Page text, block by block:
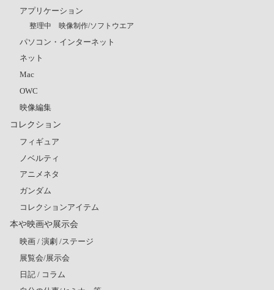
アプリケーション
整理中 映像制作/ソフトウエア
パソコン・インターネット
ネット
Mac
OWC
映像編集
コレクション
フィギュア
ノベルティ
アニメネタ
ガンダム
コレクションアイテム
本や映画や展示会
映画 / 演劇 /ステージ
展覧会/展示会
日記 / コラム